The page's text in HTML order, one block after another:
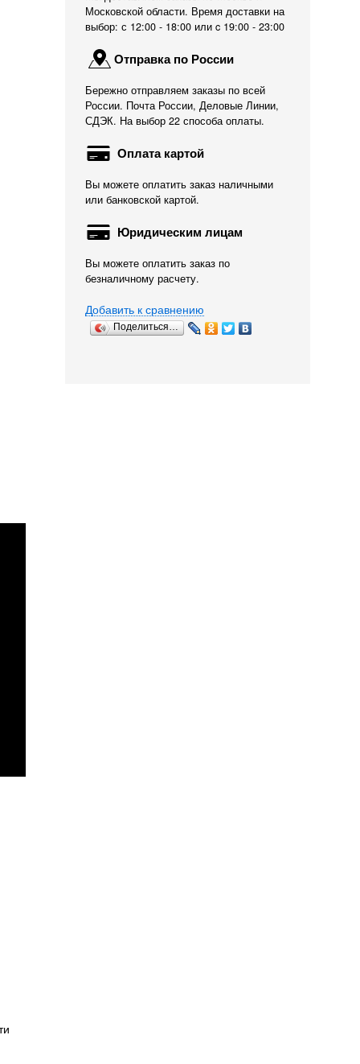
Московской области. Время доставки на
выбор: с 12:00 - 18:00 или c 19:00 - 23:00
Отправка по России
Бережно отправляем заказы по всей
России. Почта России, Деловые Линии,
СДЭК. На выбор 22 способа оплаты.
Оплата картой
Вы можете оплатить заказ наличными
или банковской картой.
Юридическим лицам
Вы можете оплатить заказ по
безналичному расчету.
Добавить к сравнению
Поделиться…